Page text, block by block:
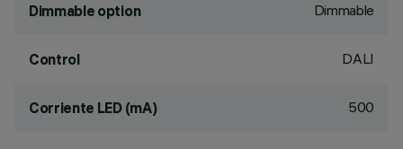
Dimmable option Dimmable
Control DALI
Corriente LED (mA) 500